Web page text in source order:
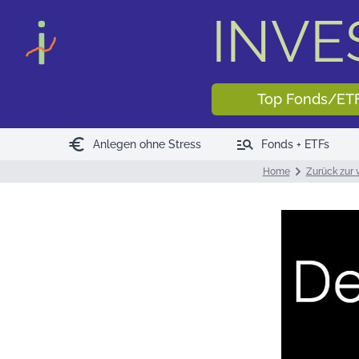
Top Fonds/
euro Anlegen ohne Stress manage_search Fonds + ETFs
Home Zurück zur